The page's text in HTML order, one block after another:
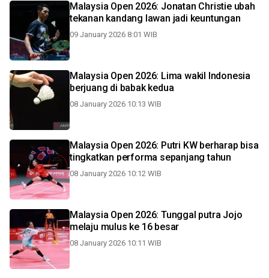
Malaysia Open 2026: Jonatan Christie ubah
tekanan kandang lawan jadi keuntungan
09 January 2026 8:01 WIB
Malaysia Open 2026: Lima wakil Indonesia
berjuang di babak kedua
08 January 2026 10:13 WIB
Malaysia Open 2026: Putri KW berharap bisa
tingkatkan performa sepanjang tahun
08 January 2026 10:12 WIB
Malaysia Open 2026: Tunggal putra Jojo
melaju mulus ke 16 besar
08 January 2026 10:11 WIB